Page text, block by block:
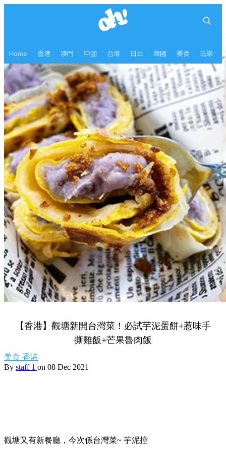
Home 香港 澳門 中國 台灣 日本 韓國 美食 玩樂
【香港】觀塘新開台灣菜！必試芋泥蛋餅+惹味手
撕雞飯+芒果魯肉飯
美食 香港
By staff 1 on 08 Dec 2021
觀塘又有新餐廳，今次係台灣菜~ 芋泥控